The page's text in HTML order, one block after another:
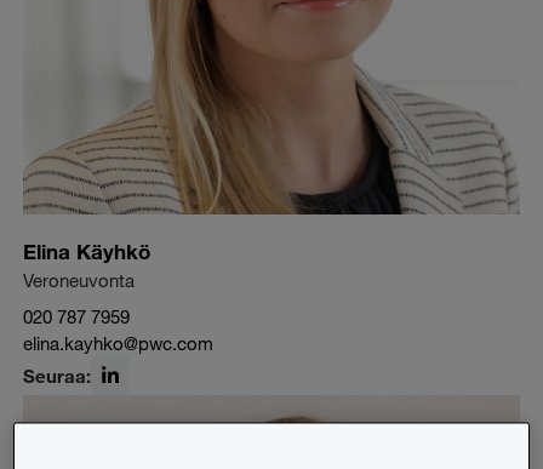
Elina Käyhkö
Veroneuvonta
020 787 7959
elina.kayhko@pwc.com
Seuraa: